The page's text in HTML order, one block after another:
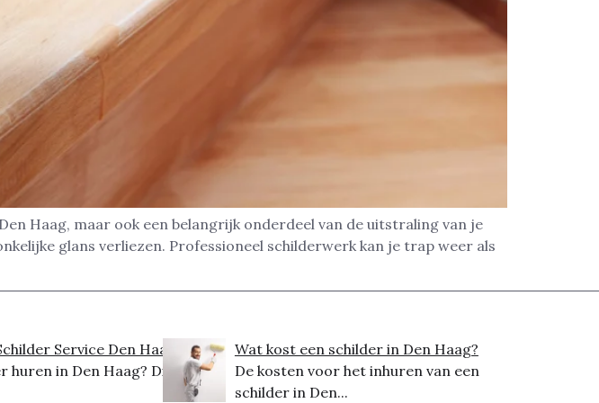
Haag, maar ook een belangrijk onderdeel van de uitstraling van je
glans verliezen. Professioneel schilderwerk kan je trap weer als
Service Den Haag
huren in Den Haag? Dit
Wat kost een schilder in Den Haag?
De kosten voor het inhuren van een
schilder in Den...